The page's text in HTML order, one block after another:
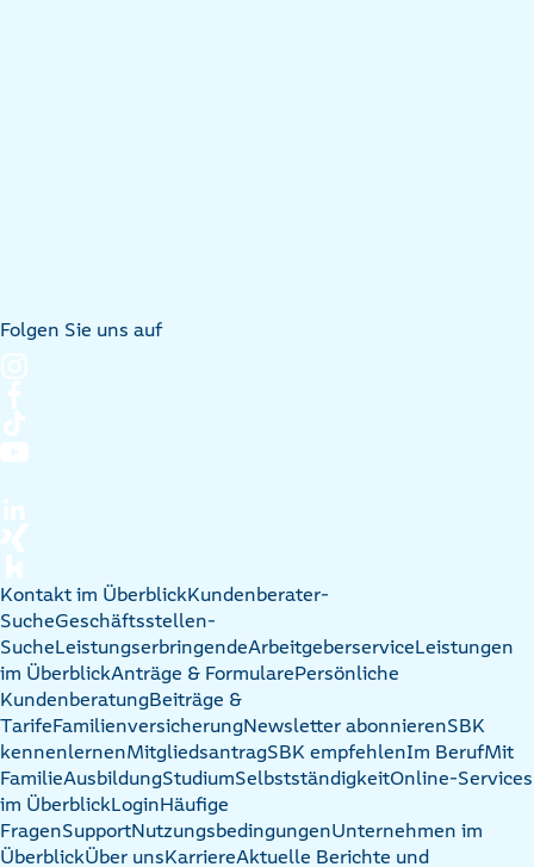
Folgen Sie uns auf
Kontakt im ÜberblickKundenberater-
SucheGeschäftsstellen-
SucheLeistungserbringendeArbeitgeberserviceLeistungen
im ÜberblickAnträge & FormularePersönliche
KundenberatungBeiträge &
TarifeFamilienversicherungNewsletter abonnierenSBK
kennenlernenMitgliedsantragSBK empfehlenIm BerufMit
FamilieAusbildungStudiumSelbstständigkeitOnline-Services
im ÜberblickLoginHäufige
FragenSupportNutzungsbedingungenUnternehmen im
ÜberblickÜber unsKarriereAktuelle Berichte und